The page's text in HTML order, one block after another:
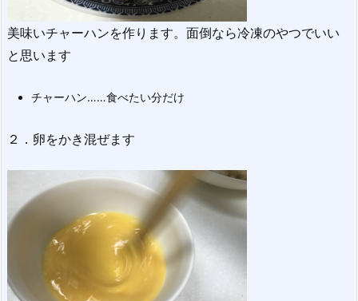
美味いチャーハンを作ります。面倒なら冷凍のやつでいい
と思います
チャーハン……食べたい分だけ
２．卵をかき混ぜます